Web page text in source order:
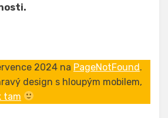
2024 na PageNotFound.
design s hloupým mobilem,
tam